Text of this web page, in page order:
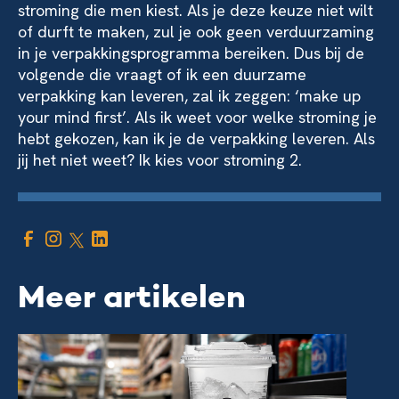
stroming die men kiest. Als je deze keuze niet wilt
of durft te maken, zul je ook geen verduurzaming
in je verpakkingsprogramma bereiken. Dus bij de
volgende die vraagt of ik een duurzame
verpakking kan leveren, zal ik zeggen: ‘make up
your mind first’. Als ik weet voor welke stroming je
hebt gekozen, kan ik je de verpakking leveren. Als
jij het niet weet? Ik kies voor stroming 2.
Meer artikelen